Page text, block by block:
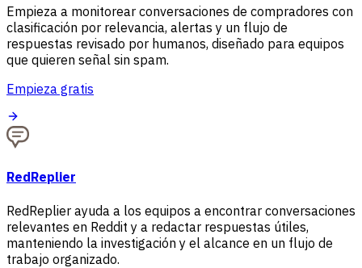
Empieza a monitorear conversaciones de compradores con
clasificación por relevancia, alertas y un flujo de
respuestas revisado por humanos, diseñado para equipos
que quieren señal sin spam.
Empieza gratis
RedReplier
RedReplier ayuda a los equipos a encontrar conversaciones
relevantes en Reddit y a redactar respuestas útiles,
manteniendo la investigación y el alcance en un flujo de
trabajo organizado.